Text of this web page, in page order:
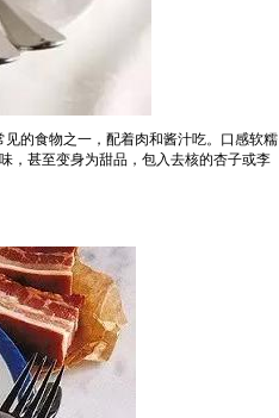
的食物之一，配着肉和酱汁吃。口感软糯
，甚至变身为甜品，包入去核的杏子或李